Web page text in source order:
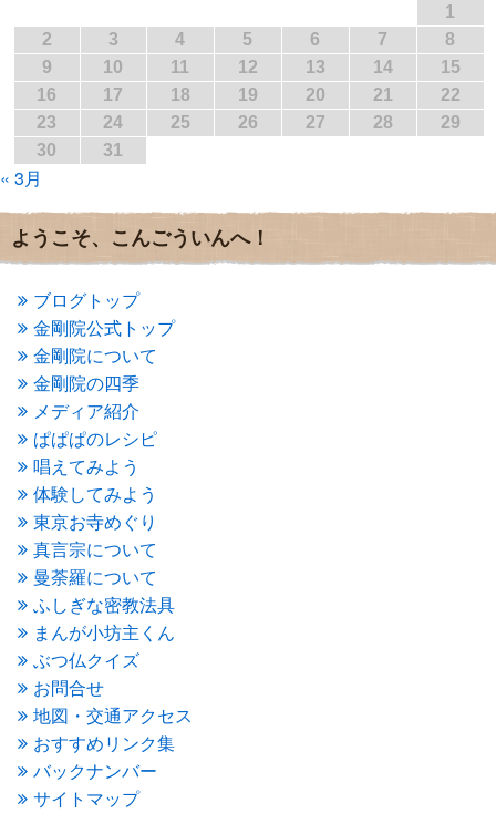
2017年3月(1)
2017年2月(1)
2017年1月(2)
2016年12月(4)
2016年11月(3)
2016年10月(1)
2016年9月
2016年6月
(2)
2016年5月(3)
2016年4月
(4)
2016年3月(4)
2016年2月(5)
2016年1月(3)
2015年12月(6)
2015年11月(4)
2015年10月
(4)
2015年9月
(3)
2015年8月(4)
2015年7月(4)
2015年6月(3)
2015年5月(1)
2015年4月(1)
(3)
2015年2月(3)
2015年1月(1)
2014年12月 (2)
2014年9月
2014年5月(1)
2014年4月 (4)
2014年1月 (1)
2013年11月(4)
2013年10月 (2)
1
2
3 4 5 6 7
8
9
10 11 12 13 14
15
16
17 18 19 20 21
22
23
24 25 26 27 28
29
30
31
« 3月
ようこそ、こんごういんへ！
ブログトップ
金剛院公式トップ
金剛院について
金剛院の四季
メディア紹介
ぱぱぱのレシピ
唱えてみよう
体験してみよう
東京お寺めぐり
真言宗について
曼荼羅について
ふしぎな密教法具
まんが小坊主くん
ぶつ仏クイズ
お問合せ
地図・交通アクセス
おすすめリンク集
バックナンバー
サイトマップ